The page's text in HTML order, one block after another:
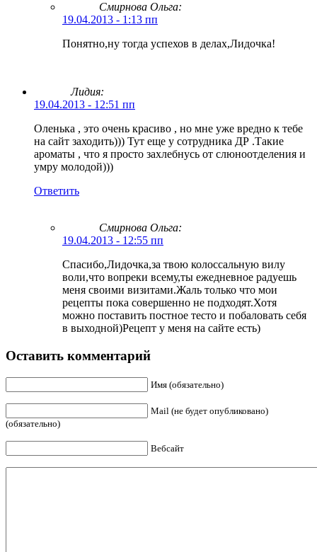
Смирнова Ольга:
19.04.2013 - 1:13 пп
Понятно,ну тогда успехов в делах,Лидочка!
Лидия:
19.04.2013 - 12:51 пп
Оленька , это очень красиво , но мне уже вредно к тебе
на сайт заходить))) Тут еще у сотрудника ДР .Такие
ароматы , что я просто захлебнусь от слюноотделения и
умру молодой)))
Ответить
Смирнова Ольга:
19.04.2013 - 12:55 пп
Спасибо,Лидочка,за твою колоссальную вилу
воли,что вопреки всему,ты ежедневное радуешь
меня своими визитами.Жаль только что мои
рецепты пока совершенно не подходят.Хотя
можно поставить постное тесто и побаловать себя
в выходной)Рецепт у меня на сайте есть)
Оставить комментарий
Имя (обязательно)
Mail (не будет опубликовано)
(обязательно)
Вебсайт